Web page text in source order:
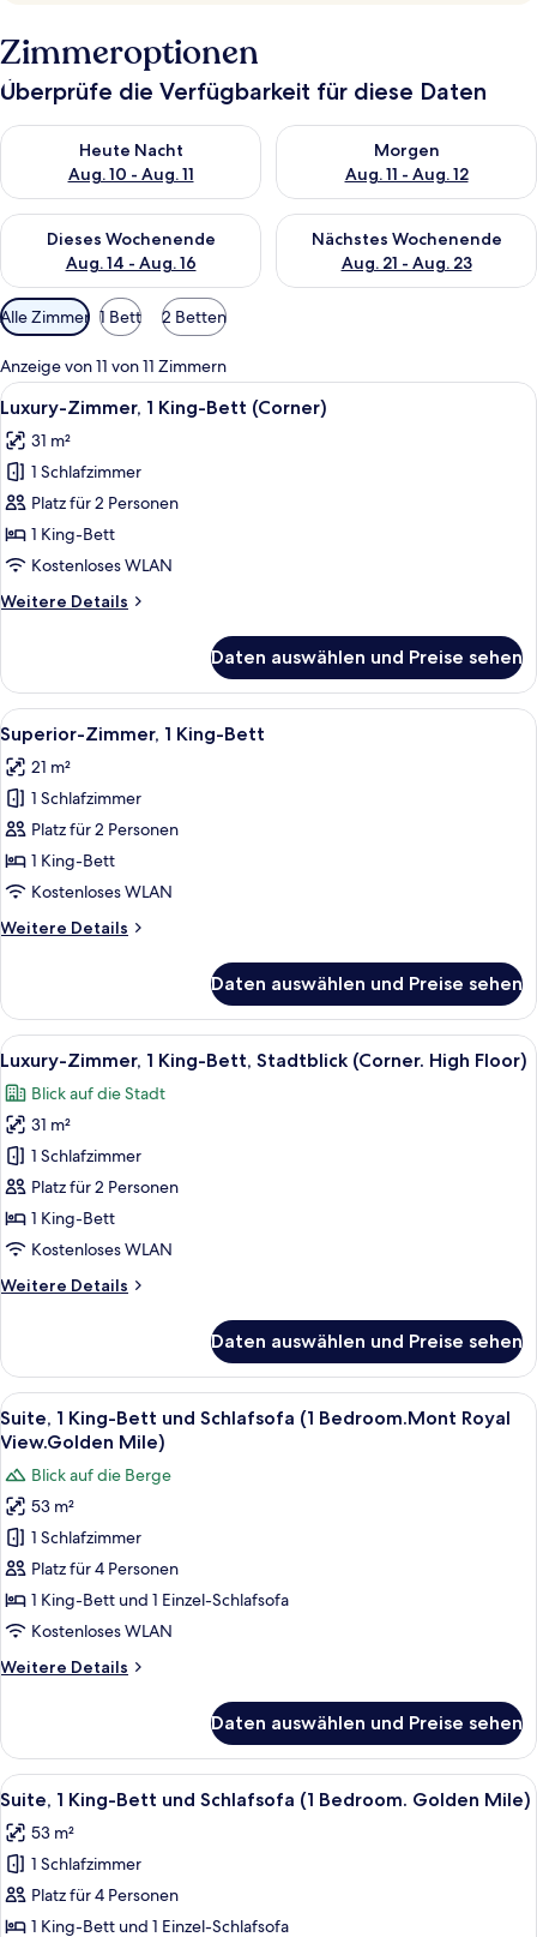
Zimmeroptionen
Überprüfe die Verfügbarkeit für diese Daten
Heute Nacht
Aug. 10 - Aug. 11
Überprüfe die Verfügbarkeit für heute Nacht, Aug. 10 - Aug.
Morgen
Aug. 11 - Aug. 12
Überprüfe die Verfügbarkeit
Dieses Wochenende
Aug. 14 - Aug. 16
Überprüfe die Verfügbarkeit für dieses Wochenende, Aug. 14
Nächstes Wochenende
Aug. 21 - Aug. 23
Überprüfe die Verfügbarkeit
Verfügbare
Filter
für
Zimmer
Alle Zimmer 1 Bett 2 Betten
Anzeige von 11 von 11 Zimmern
Alle
Fotos
für
Luxury-
Zimmer,
1 King-
Bett
anzeigen
Ein Hotelzimmer mit einem großen
10
Luxury-Zimmer, 1 King-Bett (Corner)
31 m²
1 Schlafzimmer
Platz für 2 Personen
1 King-Bett
Kostenloses WLAN
Weitere Details
Weitere
Zimmer,
1 King-
Bett
(Corner)
Daten auswählen und Preise sehen
Alle
Fotos
für
Superior-
Zimmer,
1 King-
Bett
Ein Hotelzimmer mit einem großen
10
Superior-Zimmer, 1 King-Bett
21 m²
1 Schlafzimmer
Platz für 2 Personen
1 King-Bett
Kostenloses WLAN
Weitere Details
Weitere
Zimmer,
1 King-
Bett
Daten auswählen und Preise sehen
Alle
Fotos
für
Luxury-
Zimmer,
1 King-
Bett,
Stadtblick
High
Ein Hotelzimmer mit einem großen
10
Luxury-Zimmer, 1 King-Bett, Stadtblick (Corner. High Floor)
Blick auf die Stadt
31 m²
1 Schlafzimmer
Platz für 2 Personen
1 King-Bett
Kostenloses WLAN
Weitere Details
Weitere
Zimmer,
1 King-
Bett,
Stadtblick
High
Floor)
Daten auswählen und Preise sehen
Alle
Fotos
Suite,
1 King-
Bett
und
Schlafsofa
(1
Royal
anzeigen
Ein Hotelzimmer mit Bett,
13
Suite, 1 King-Bett und Schlafsofa (1 Bedroom.Mont Royal
View.Golden Mile)
Blick auf die Berge
53 m²
1 Schlafzimmer
Platz für 4 Personen
1 King-Bett und 1 Einzel-Schlafsofa
Kostenloses WLAN
Weitere Details
Weitere
1 King-
Bett
und
(1
Bedroom.Mont
View.Golden
Mile)
Daten auswählen und Preise sehen
Alle
Fotos
für
Suite,
1 King-
Bett
Ein Hotelzimmer mit Bett,
13
Suite, 1 King-Bett und Schlafsofa (1 Bedroom. Golden Mile)
53 m²
1 Schlafzimmer
Platz für 4 Personen
1 King-Bett und 1 Einzel-Schlafsofa